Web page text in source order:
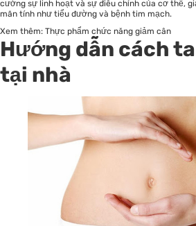
cường sự linh hoạt và sự điều chỉnh của cơ thể,
mãn tính như tiểu đường và bệnh tim mạch.
Xem thêm: Thực phẩm chức năng giảm cân
Hướng dẫn cách
tại nhà